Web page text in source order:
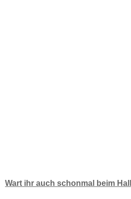
Wart ihr auch schonmal beim